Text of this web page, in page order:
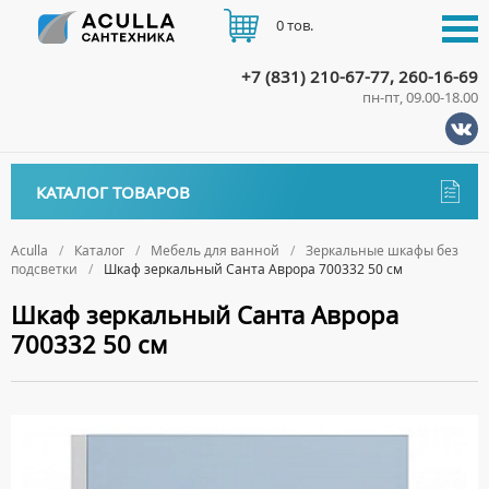
Aculla Каталог Мебель для ванной
Зеркальные шкафы без
подсветки
Шкаф зеркальный Санта Аврора 700332 50 см
Шкаф зеркальный Санта Аврора
700332 50 см
КАТАЛОГ ТОВАРОВ
ДЕРЖАТЕЛИ
ДИСПЕНСЕРЫ
ДОЗАТОРЫ ДЛЯ МЫЛА
МЫЛЬНИЦЫ
Биде
НАПОЛЬНЫЕ БИДЕ
ПОДВЕСНЫЕ БИДЕ
КРЫШКИ ДЛЯ БИДЕ
Ванны
АКРИЛОВЫЕ ВАННЫ
Ванны комплектующие
НОЖКИ
ВОДОНАГРЕВАТЕЛИ КОМБИНИРОВАННОГО НАГРЕВА
Все для душа
+7 (831) 210-67-77, 260-16-69
пн-пт, 09.00-18.00
0 тов.
ДОСТАВКА
ОПЛАТА